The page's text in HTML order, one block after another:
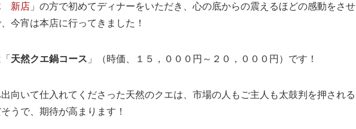
新店 」の方で初めてディナーをいただき、心の底からの震えるほどの感動をさせ
今宵は本店に行ってきました！
天然クエ鍋コース 」（時価、１５，０００円～２０，０００円）です！
向いて仕入れてくださった天然のクエは、市場の人もご主人も太鼓判を押される
うで、期待が高まります！